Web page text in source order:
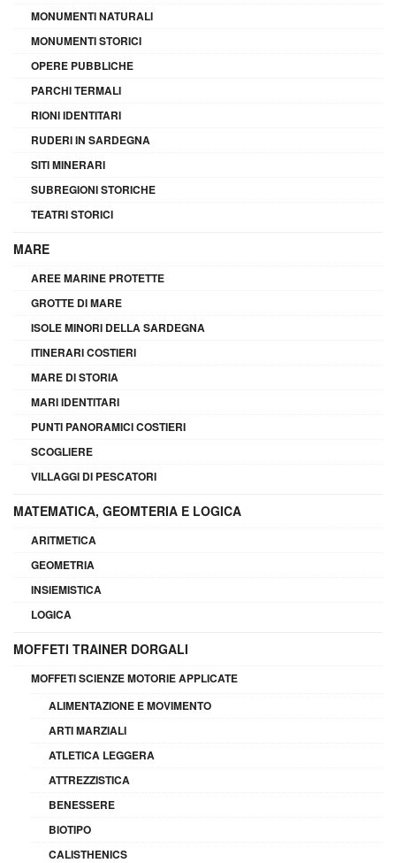
MONUMENTI NATURALI
MONUMENTI STORICI
OPERE PUBBLICHE
PARCHI TERMALI
RIONI IDENTITARI
RUDERI IN SARDEGNA
SITI MINERARI
SUBREGIONI STORICHE
TEATRI STORICI
MARE
AREE MARINE PROTETTE
GROTTE DI MARE
ISOLE MINORI DELLA SARDEGNA
ITINERARI COSTIERI
MARE DI STORIA
MARI IDENTITARI
PUNTI PANORAMICI COSTIERI
SCOGLIERE
VILLAGGI DI PESCATORI
MATEMATICA, GEOMTERIA E LOGICA
ARITMETICA
GEOMETRIA
INSIEMISTICA
LOGICA
MOFFETI TRAINER DORGALI
MOFFETI SCIENZE MOTORIE APPLICATE
ALIMENTAZIONE E MOVIMENTO
ARTI MARZIALI
ATLETICA LEGGERA
ATTREZZISTICA
BENESSERE
BIOTIPO
CALISTHENICS